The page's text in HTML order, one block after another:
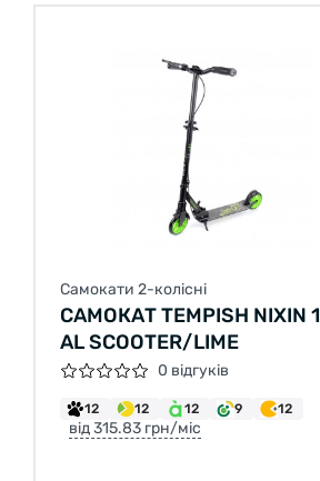
Самокати 2-колісні
САМОКАТ TEMPISH NIXIN
AL SCOOTER/LIME
0 відгуків
12 12 12 9 12
від 315.83 грн/міс